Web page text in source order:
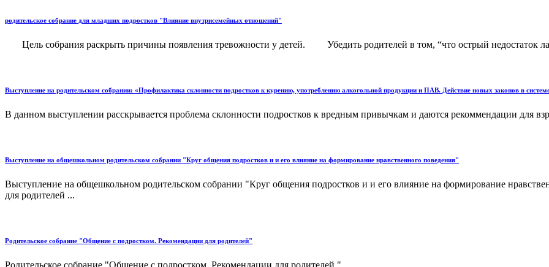
родительское собрание для младших подростков "Влияние внутрисемейных отношений"
Цель собрания раскрыть причины появления тревожности у детей. Убедить родителей в том, “что острый недостаток
Выступление на родительском собрании: «Профилактика склонности подростков к курению, употреблению алкогольной продукции и ПАВ. Действие новых законов в
В данном выступлении расскрывается проблема склонности подростков к вредным привычкам и даются рекоммендации для
Выступление на общешкольном родительском собрании "Круг общения подростков и и его влияние на формирование нравственного поведения"
Выступление на общешкольном родительском собрании "Круг общения подростков и и его влияние на формирование
для родителей ...
Родительское собрание "Общение с подростком. Рекомендации для родителей"